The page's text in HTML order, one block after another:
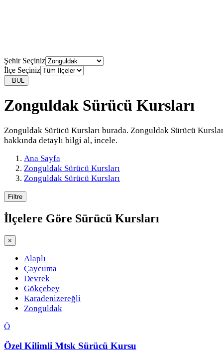
Şehir Seçiniz
İlçe Seçiniz
BUL
Zonguldak Sürücü Kursları
Zonguldak Sürücü Kursları burada. Zonguldak Sürücü
hakkında detaylı bilgi al, incele.
Ana Sayfa
Zonguldak Sürücü Kursları
Zonguldak Sürücü Kursları
Filtre
İlçelere Göre Sürücü Kursları
×
Alaplı
Çaycuma
Devrek
Gökçebey
Karadenizereğli
Zonguldak
Ö
Özel Kilimli Mtsk Sürücü Kursu